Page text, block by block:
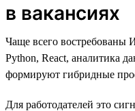
в вакансиях
Чаще всего востребованы
Python, React, аналитика
формируют гибридные
Для работодателей это